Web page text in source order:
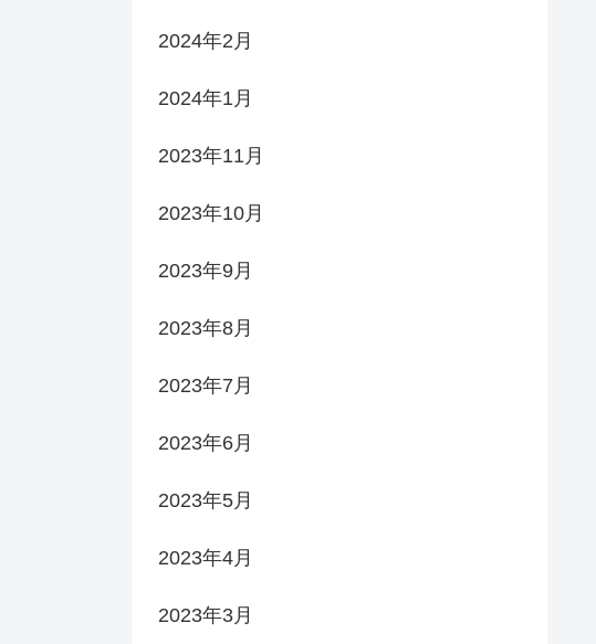
2024年2月
2024年1月
2023年11月
2023年10月
2023年9月
2023年8月
2023年7月
2023年6月
2023年5月
2023年4月
2023年3月